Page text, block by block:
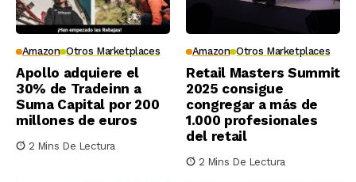
Amazon Otros Marketplaces
Apollo adquiere el
30% de Tradeinn a
Suma Capital por 200
millones de euros
2 Mins De Lectura
Amazon Otros Marketplaces
Retail Masters Summit
2025 consigue
congregar a más de
1.000 profesionales
del retail
2 Mins De Lectura